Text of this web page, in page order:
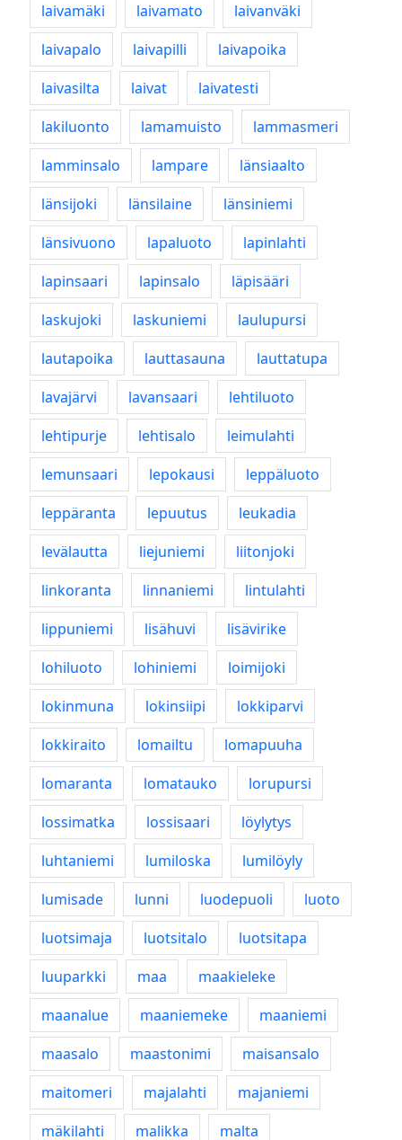
laivamäki
laivamato
laivanväki
laivapalo
laivapilli
laivapoika
laivasilta
laivat
laivatesti
lakiluonto
lamamuisto
lammasmeri
lamminsalo
lampare
länsiaalto
länsijoki
länsilaine
länsiniemi
länsivuono
lapaluoto
lapinlahti
lapinsaari
lapinsalo
läpisääri
laskujoki
laskuniemi
laulupursi
lautapoika
lauttasauna
lauttatupa
lavajärvi
lavansaari
lehtiluoto
lehtipurje
lehtisalo
leimulahti
lemunsaari
lepokausi
leppäluoto
leppäranta
lepuutus
leukadia
levälautta
liejuniemi
liitonjoki
linkoranta
linnaniemi
lintulahti
lippuniemi
lisähuvi
lisävirike
lohiluoto
lohiniemi
loimijoki
lokinmuna
lokinsiipi
lokkiparvi
lokkiraito
lomailtu
lomapuuha
lomaranta
lomatauko
lorupursi
lossimatka
lossisaari
löylytys
luhtaniemi
lumiloska
lumilöyly
lumisade
lunni luodepuoli
luoto
luotsimaja
luotsitalo
luotsitapa
luuparkki
maa
maakieleke
maanalue
maaniemeke
maaniemi
maasalo
maastonimi
maisansalo
maitomeri
majalahti
majaniemi
mäkilahti
malikka malta